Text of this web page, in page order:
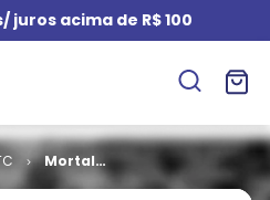
juros acima de R$ 100
Mortal
Kombat # 4